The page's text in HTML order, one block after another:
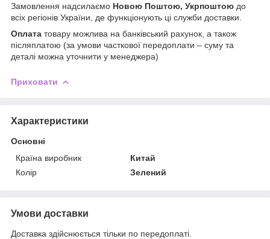
Замовлення надсилаємо Новою Поштою, Укрпоштою до
всіх регіонів України, де функціонують ці служби доставки.
Оплата товару можлива на банківський рахунок, а також
післяплатою (за умови часткової передоплати – суму та
деталі можна уточнити у менеджера)
Приховати
Характеристики
Основні
Країна виробник
Китай
Колір
Зелений
Умови доставки
Доставка здійснюється тільки по передоплаті.